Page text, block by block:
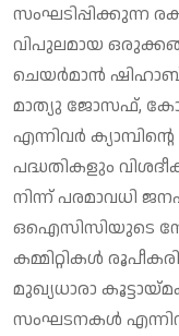
സംഘടിപ്പിക്കുന്ന
വിപുലമായ
ചെയര്‍മാന്‍
മാത്യു ജോസഫ്,
എന്നിവര്‍
പദ്ധതികളും
നിന്ന് പരമാവധി
ഒഐസിസിയുടെ
കമ്മിറ്റികള്‍
മുഖ്യധാരാ
സംഘടനകള്‍